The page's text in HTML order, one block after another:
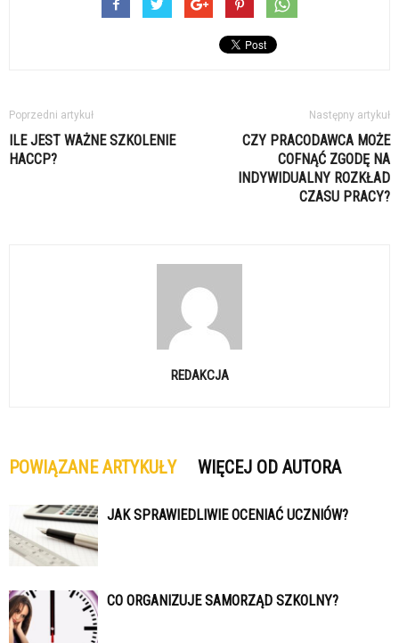
Poprzedni artykuł
ILE JEST WAŻNE SZKOLENIE
HACCP?
Następny artykuł
CZY PRACODAWCA MOŻE
COFNĄĆ ZGODĘ NA
INDYWIDUALNY ROZKŁAD
CZASU PRACY?
REDAKCJA
POWIĄZANE ARTYKUŁY WIĘCEJ OD AUTORA
JAK SPRAWIEDLIWIE OCENIAĆ UCZNIÓW?
CO ORGANIZUJE SAMORZĄD SZKOLNY?